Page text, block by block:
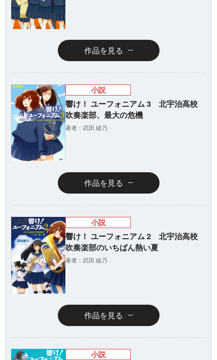
作品を見る
小説
響け！ ユーフォニアム 3 北宇治高校
吹奏楽部、最大の危機
著者：武田 綾乃
作品を見る
小説
響け！ ユーフォニアム 2 北宇治高校
吹奏楽部のいちばん熱い夏
著者：武田 綾乃
作品を見る
小説